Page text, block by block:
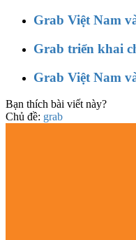
Grab Việt Nam
Grab triển khai
Grab Việt Nam
Bạn thích bài viết này?
Chủ đề: grab